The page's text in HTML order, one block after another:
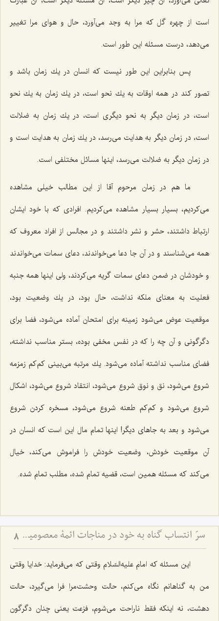
است از چهره گل كه مرا به وجد می‌آورد، حال و هوای مرا تغییر
می‌دهد، درست مسئله این طور است.
پس بنابراین این طور نیست كه انسان در یك زمان باشد و
تصور كند در همه اوقات به یك نحو است، در یك زمان به یك نحو
است، در زمان دیگر به نحو دیگری است، در یك زمان به ضلالت
است، در زمان دیگر به هدایت می‌رسد، در یك زمان به هدایت است و
در زمان دیگر به ضلالت می‌رسد، اینها مسائل مختلفی است.
ما هم در زمان مرحوم آقا از این مطالب خیلی مشاهده
می‌كردیم، بسیار بسیار مشاهده می‌كردیم. افرادی كه با خود ایشان
ارتباط داشتند، حشر و نشر داشتند و در مجالس از افراد معروف كه
همه می‌شناسند و در آن جا دعا می‌خواندند، دعای سمات می‌خواندند
و خودشان در ضمن دعای سمات گریه می‌كردند، ولی اینها همه جنبه
فعلیت به معنای ملكه نداشت، حال بود، در یك وضعیت بود،
موقعیت عوض می‌شود زمینه برای امتحان آماده می‌شود، فضا برای
دگرگونی و آن چه را كه در نفس مخفی بوده، بستر مناسب نداشته،
فضای مناسب نداشته آماده می‌شود. یك مرتبه می‌بینی كم‌كم زمزمه
شروع می‌شود، نق و نوق شروع می‌شود، انتقاد شروع می‌شود، اشكال
شروع می‌شود و كم‌كم طعنه شروع می‌شود، مسخره كردن شروع
می‌شود و بعد به جاهای دیگر! اینها تمام مال این است كه انسان در
آن موقعیت خودش، وضعیت خودش را فراموش می‌كند، خیال
می‌كند كه مسئله همین است، قضیه تمام شده، مطلب تمام شده.
سرّ انتساب گناه به خود در مناجات ائمۀ معصومین علیهم السلام (2) 8
این مسئله كه امام علیه‌السّلام وقتی كه می‌فرماید: خدایا وقتی
من به گناهانم نگاه می‌كنم، حالت وحشت‌مرا فرا می‌گیرد، حالت
دهشت، نه اینكه فقط ناراحت می‌شوم، فزعت یعنی چنان دگرگون